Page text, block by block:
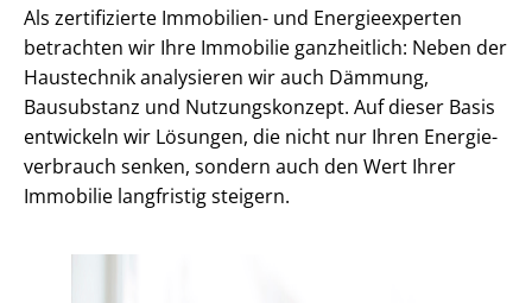
Als zertifizierte Immobilien- und Energieexperten
betrachten wir Ihre Immobilie ganzheitlich: Neben der
Haustechnik analysieren wir auch Dämmung,
Bausubstanz und Nutzungskonzept. Auf dieser Basis
entwickeln wir Lösungen, die nicht nur Ihren En­er­gie­
ver­brauch senken, sondern auch den Wert Ihrer
Immobilie langfristig steigern.